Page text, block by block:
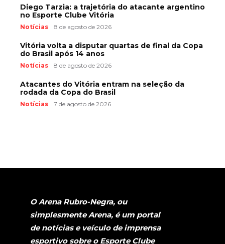
Diego Tarzia: a trajetória do atacante argentino
no Esporte Clube Vitória
Notícias 8 de agosto de 2026
Vitória volta a disputar quartas de final da Copa
do Brasil após 14 anos
Notícias 8 de agosto de 2026
Atacantes do Vitória entram na seleção da
rodada da Copa do Brasil
Notícias 7 de agosto de 2026
O Arena Rubro-Negra, ou
simplesmente Arena, é um portal
de notícias e veículo de imprensa
esportivo sobre o Esporte Clube